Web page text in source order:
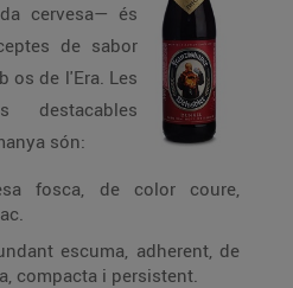
cervesa— és
de sabor
os de l'Era. Les
destacables
són:
fosca, de color coure,
escuma, adherent, de
compacta i persistent.